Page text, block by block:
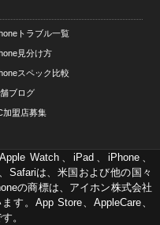
トラブル一覧
見分け方
スペック比較
ブログ
加盟店募集
Watch、iPad、iPhone、
Safariは、米国および他の国々
の商標は、アイホン株式会社
す。App Store、AppleCare、
。